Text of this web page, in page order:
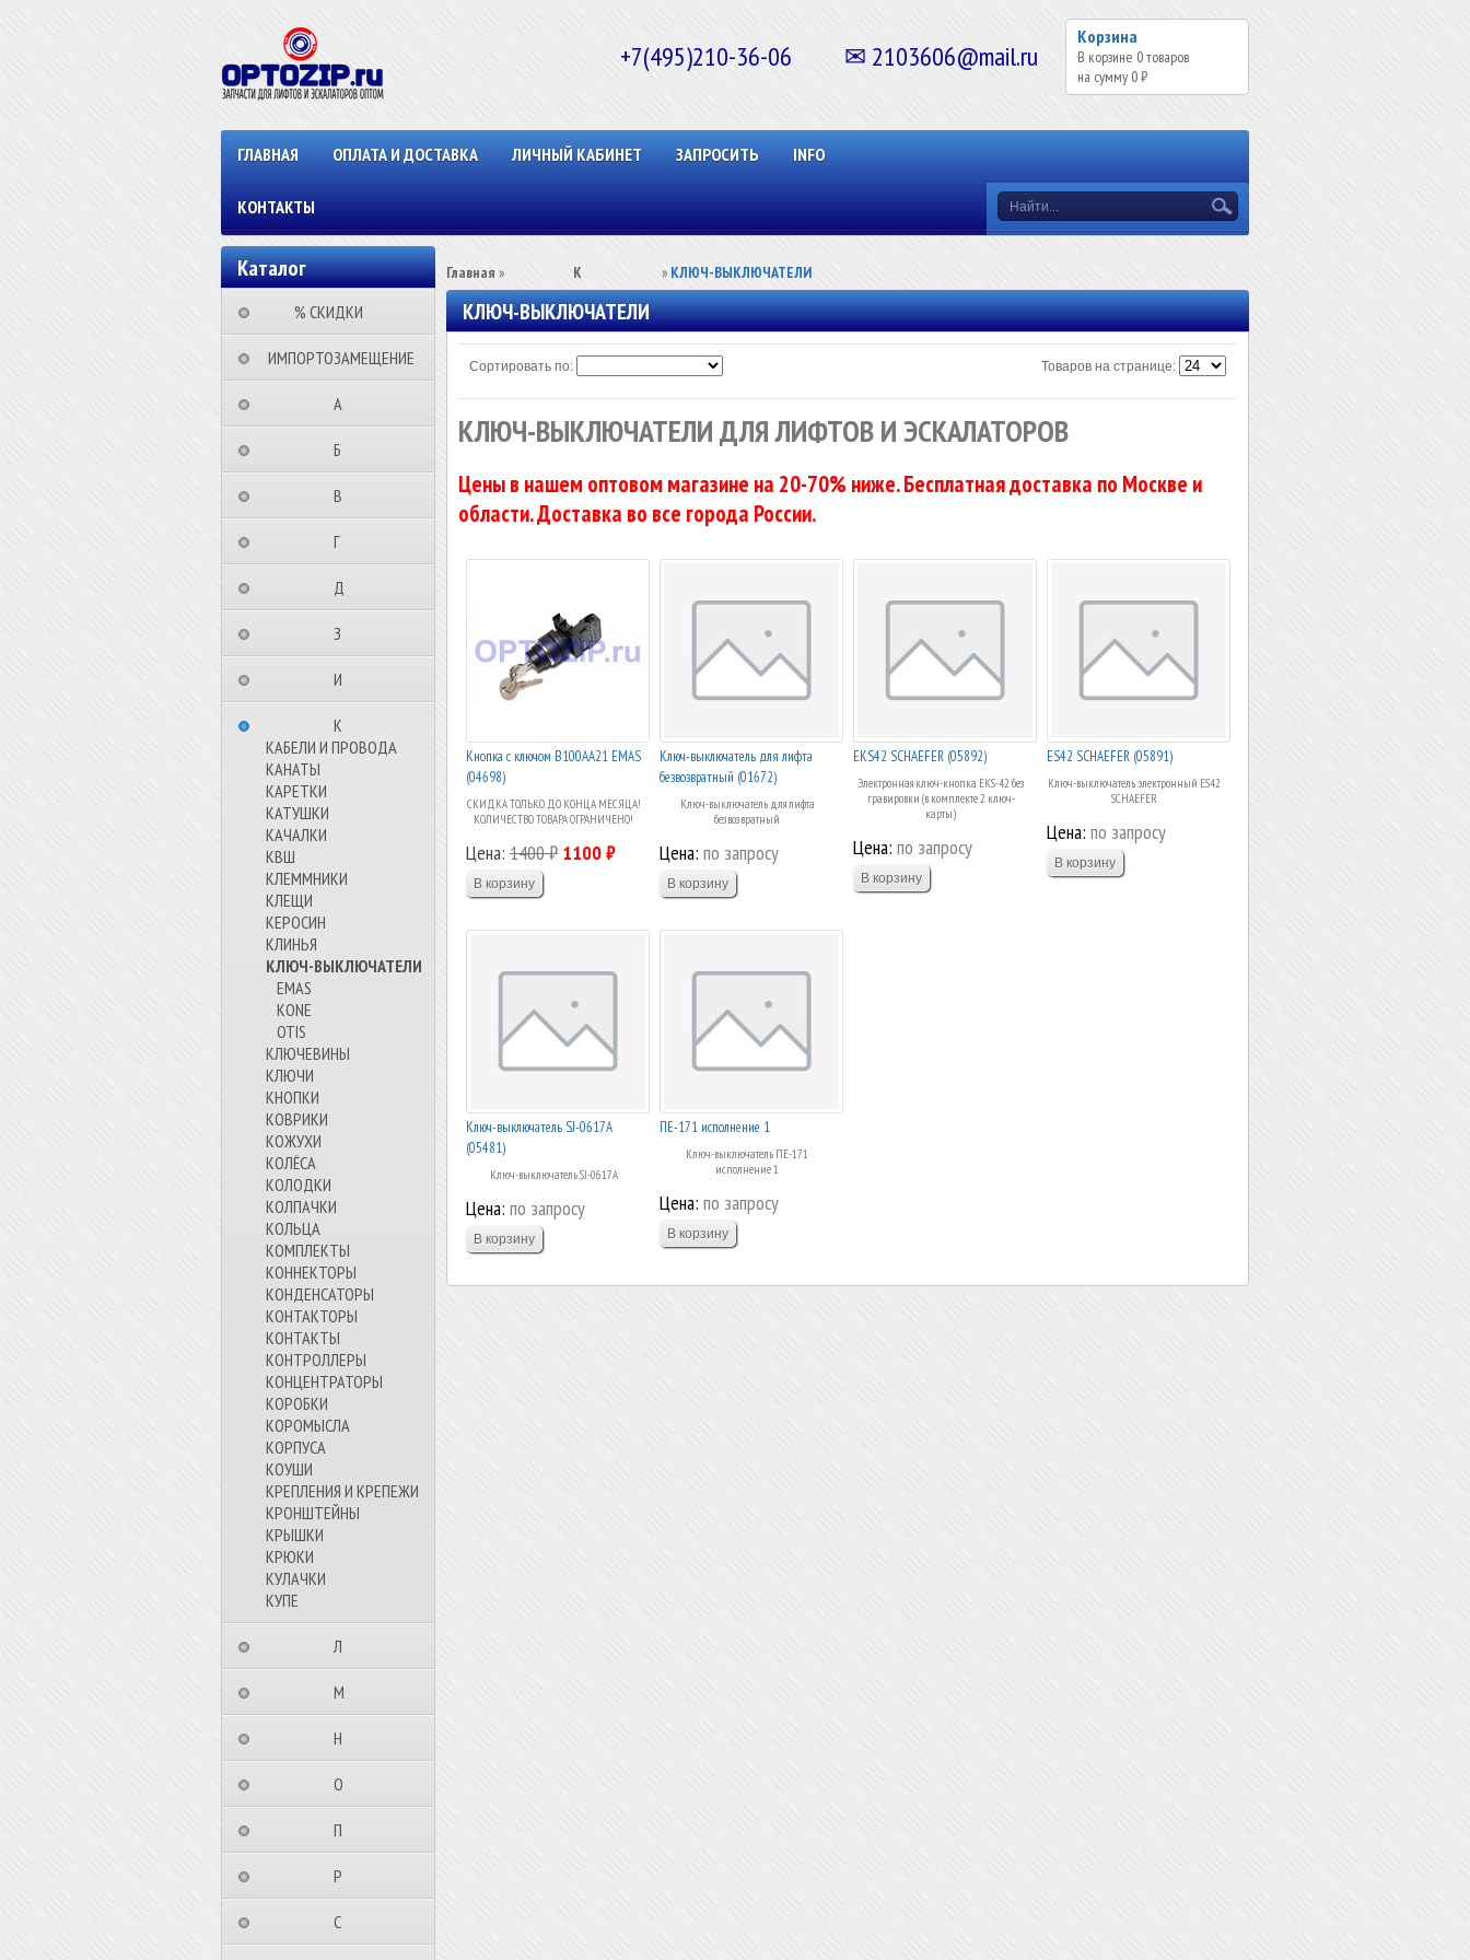
Корзина
В корзине 0товаров
на сумму 0 ₽
+7(495)210-36-06 ✉ 2103606@mail.ru
ГЛАВНАЯ ОПЛАТА И ДОСТАВКА ЛИЧНЫЙ КАБИНЕТ ЗАПРОСИТЬ INFO
КОНТАКТЫ
Каталог
⠀⠀⠀% СКИДКИ⠀⠀⠀⠀
⠀ИМПОРТОЗАМЕЩЕНИЕ
⠀⠀⠀⠀⠀⠀А⠀⠀⠀⠀⠀⠀⠀
⠀⠀⠀⠀⠀⠀Б⠀⠀⠀⠀⠀⠀⠀
⠀⠀⠀⠀⠀⠀В⠀⠀⠀⠀⠀⠀⠀
⠀⠀⠀⠀⠀⠀Г⠀⠀⠀⠀⠀⠀⠀
⠀⠀⠀⠀⠀⠀Д⠀⠀⠀⠀⠀⠀⠀
⠀⠀⠀⠀⠀⠀З⠀⠀⠀⠀⠀⠀⠀
⠀⠀⠀⠀⠀⠀И⠀⠀⠀⠀⠀⠀⠀
⠀⠀⠀⠀⠀⠀К⠀⠀⠀⠀⠀⠀⠀
КАБЕЛИ И ПРОВОДА
КАНАТЫ
КАРЕТКИ
КАТУШКИ
КАЧАЛКИ
КВШ
КЛЕММНИКИ
КЛЕЩИ
КЕРОСИН
КЛИНЬЯ
КЛЮЧ-ВЫКЛЮЧАТЕЛИ
EMAS
KONE
OTIS
КЛЮЧЕВИНЫ
КЛЮЧИ
КНОПКИ
КОВРИКИ
КОЖУХИ
КОЛЁСА
КОЛОДКИ
КОЛПАЧКИ
КОЛЬЦА
КОМПЛЕКТЫ
КОННЕКТОРЫ
КОНДЕНСАТОРЫ
КОНТАКТОРЫ
КОНТАКТЫ
КОНТРОЛЛЕРЫ
КОНЦЕНТРАТОРЫ
КОРОБКИ
КОРОМЫСЛА
КОРПУСА
КОУШИ
КРЕПЛЕНИЯ И КРЕПЕЖИ
КРОНШТЕЙНЫ
КРЫШКИ
КРЮКИ
КУЛАЧКИ
КУПЕ
⠀⠀⠀⠀⠀⠀Л⠀⠀⠀⠀⠀⠀⠀
⠀⠀⠀⠀⠀⠀М⠀⠀⠀⠀⠀⠀⠀
⠀⠀⠀⠀⠀⠀Н⠀⠀⠀⠀⠀⠀⠀
⠀⠀⠀⠀⠀⠀О⠀⠀⠀⠀⠀⠀⠀
⠀⠀⠀⠀⠀⠀П⠀⠀⠀⠀⠀⠀⠀
⠀⠀⠀⠀⠀⠀Р⠀⠀⠀⠀⠀⠀⠀
⠀⠀⠀⠀⠀⠀С⠀⠀⠀⠀⠀⠀⠀
Главная » ⠀⠀⠀⠀⠀⠀К⠀⠀⠀⠀⠀⠀⠀ » КЛЮЧ-ВЫКЛЮЧАТЕЛИ
КЛЮЧ-ВЫКЛЮЧАТЕЛИ
Сортировать по: Товаров на странице:
КЛЮЧ-ВЫКЛЮЧАТЕЛИ ДЛЯ ЛИФТОВ И ЭСКАЛАТОРОВ
Цены в нашем оптовом магазине на 20-70% ниже. Бесплатная доставка по Москве и
области. Доставка во все города России.
Кнопка с ключом B100AA21 EMAS
(04698)
СКИДКА ТОЛЬКО ДО КОНЦА МЕСЯЦА!
КОЛИЧЕСТВО ТОВАРА ОГРАНИЧЕНО!
Цена: 1400 ₽ 1100 ₽
Ключ-выключатель для лифта
безвозвратный (01672)
Ключ-выключатель для лифта
безвозвратный
Цена: по запросу
EKS42 SCHAEFER (05892)
Электронная ключ-кнопка EKS-42 без
гравировки (в комплекте 2 ключ-
карты)
Цена: по запросу
ES42 SCHAEFER (05891)
Ключ-выключатель электронный ES42
SCHAEFER
Цена: по запросу
Ключ-выключатель SJ-0617A
(05481)
Ключ-выключатель SJ-0617A
Цена: по запросу
ПЕ-171 исполнение 1
Ключ-выключатель ПЕ-171
исполнение 1
Цена: по запросу